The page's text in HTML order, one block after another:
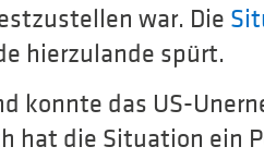
war. Die
hierzulande spürt.
konnte das US-
hat die Situation ein